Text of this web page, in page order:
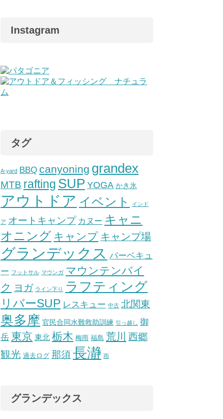
Instagram
タグ
A-yard BBQ canyoning grandex
MTB rafting SUP YOGA かき氷
アウトドア イベント インド
ア オートキャンプ カヌー キャニ
オニング キャンプ キャンプ場
グランデックス バーベキュ
ー フットサル マウンガ マウンテンバイ
ク ヨガ ライン下り ラフティング
リバーSUP レスキュー 中古 北関東
奥多摩 官民合同水難救助訓練 引っ越し 御
岳 東京 東北 栃木 梅雨 福島 荒川 西郷
観光 過去ログ 那須長瀞 雨
グランデックス